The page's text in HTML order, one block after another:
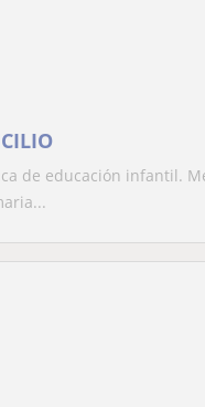
de educación infantil.